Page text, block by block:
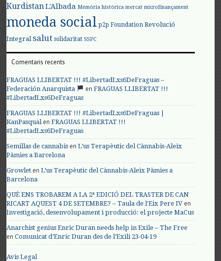
KurdistanL'Albada Memòria històrica mercat microfinançament
moneda social p2p Foundation Revolució
Integral salut solidaritat SSPC
Comentaris recents
FRAGUAS LLIBERTAT !!! #LibertadLxs6DeFraguas –
Federación Anarquista
enFRAGUAS LLIBERTAT !!!
#LibertadLxs6DeFraguas
FRAGUAS LLIBERTAT !!! #LibertadLxs6DeFraguas |
KanPasqualenFRAGUAS LLIBERTAT !!!
#LibertadLxs6DeFraguas
Semillas de cannabis enL’us Terapèutic del Cànnabis-Aleix
Pàmies a Barcelona
Growlet enL’us Terapèutic del Cànnabis-Aleix Pàmies a
Barcelona
QUÈ ENS TROBAREM A LA 2ª EDICIÓ DEL TRASTER DE CAN
RICART AQUEST 4 DE SETEMBRE? – Taula de l'Eix Pere IV en
Investigació, desenvolupament i producció: el projecte MaCus
Anarchist genius Enric Duran needs help in Exile – The Free
enComunicat d’Enric Duran des de l’Exili 23-04-19
Avis Legal